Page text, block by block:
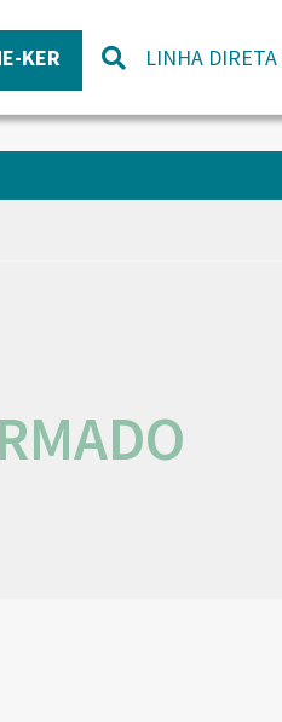
KER LINHA DIRETA